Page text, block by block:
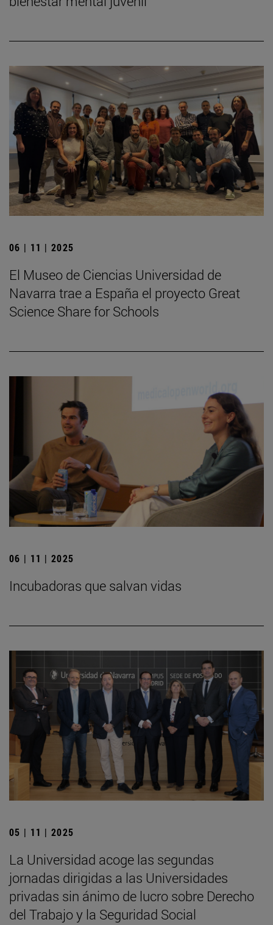
06 | 11 | 2025
El Museo de Ciencias Universidad de
Navarra trae a España el proyecto Great
Science Share for Schools
06 | 11 | 2025
Incubadoras que salvan vidas
05 | 11 | 2025
La Universidad acoge las segundas
jornadas dirigidas a las Universidades
privadas sin ánimo de lucro sobre Derecho
del Trabajo y la Seguridad Social